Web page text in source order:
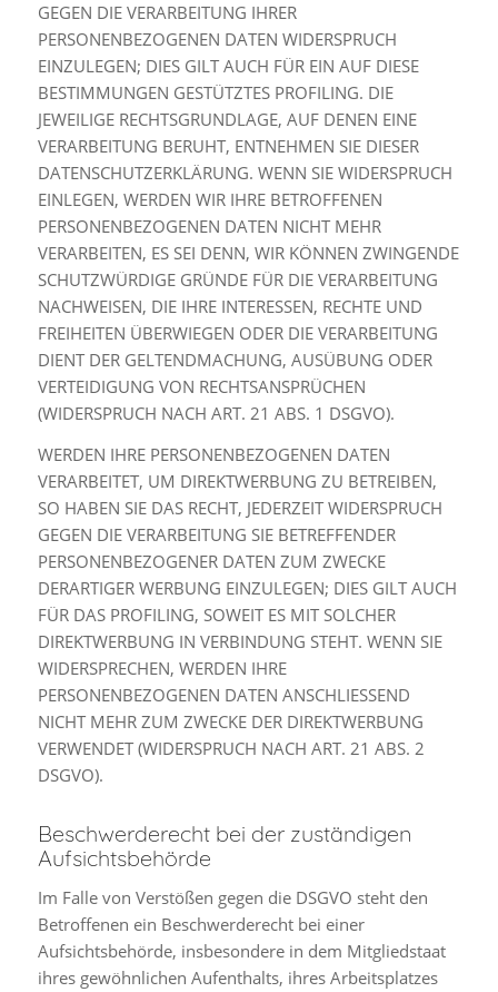
GEGEN DIE VERARBEITUNG IHRER
PERSONENBEZOGENEN DATEN WIDERSPRUCH
EINZULEGEN; DIES GILT AUCH FÜR EIN AUF DIESE
BESTIMMUNGEN GESTÜTZTES PROFILING. DIE
JEWEILIGE RECHTSGRUNDLAGE, AUF DENEN EINE
VERARBEITUNG BERUHT, ENTNEHMEN SIE DIESER
DATENSCHUTZERKLÄRUNG. WENN SIE WIDERSPRUCH
EINLEGEN, WERDEN WIR IHRE BETROFFENEN
PERSONENBEZOGENEN DATEN NICHT MEHR
VERARBEITEN, ES SEI DENN, WIR KÖNNEN ZWINGENDE
SCHUTZWÜRDIGE GRÜNDE FÜR DIE VERARBEITUNG
NACHWEISEN, DIE IHRE INTERESSEN, RECHTE UND
FREIHEITEN ÜBERWIEGEN ODER DIE VERARBEITUNG
DIENT DER GELTENDMACHUNG, AUSÜBUNG ODER
VERTEIDIGUNG VON RECHTSANSPRÜCHEN
(WIDERSPRUCH NACH ART. 21 ABS. 1 DSGVO).
WERDEN IHRE PERSONENBEZOGENEN DATEN
VERARBEITET, UM DIREKTWERBUNG ZU BETREIBEN,
SO HABEN SIE DAS RECHT, JEDERZEIT WIDERSPRUCH
GEGEN DIE VERARBEITUNG SIE BETREFFENDER
PERSONENBEZOGENER DATEN ZUM ZWECKE
DERARTIGER WERBUNG EINZULEGEN; DIES GILT AUCH
FÜR DAS PROFILING, SOWEIT ES MIT SOLCHER
DIREKTWERBUNG IN VERBINDUNG STEHT. WENN SIE
WIDERSPRECHEN, WERDEN IHRE
PERSONENBEZOGENEN DATEN ANSCHLIESSEND
NICHT MEHR ZUM ZWECKE DER DIREKTWERBUNG
VERWENDET (WIDERSPRUCH NACH ART. 21 ABS. 2
DSGVO).
Beschwerde­recht bei der zuständigen
Aufsichts­behörde
Im Falle von Verstößen gegen die DSGVO steht den
Betroffenen ein Beschwerderecht bei einer
Aufsichtsbehörde, insbesondere in dem Mitgliedstaat
ihres gewöhnlichen Aufenthalts, ihres Arbeitsplatzes